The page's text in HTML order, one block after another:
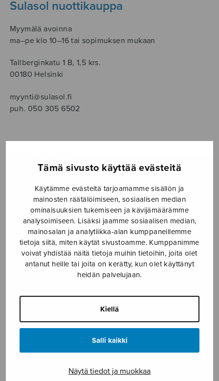
Tämä sivusto käyttää evästeitä
Käytämme evästeitä tarjoamamme sisällön ja
mainosten räätälöimiseen, sosiaalisen median
ominaisuuksien tukemiseen ja kävijämäärämme
analysoimiseen. Lisäksi jaamme sosiaalisen median,
mainosalan ja analytiikka-alan kumppaneillemme
tietoja siitä, miten käytät sivustoamme. Kumppanimme
voivat yhdistää näitä tietoja muihin tietoihin, joita olet
antanut heille tai joita on kerätty, kun olet käyttänyt
heidän palvelujaan.
Kiellä
Salli kaikki
Näytä tiedot ja muokkaa
Sulasol nuottikauppa
Myymälä avoinna
ma–pe klo 10–16 tai sopimuksen mukaan
Tallberginkatu 1 B, 1,5 krs.
00180 Helsinki
myynti@sulasol.fi
puh. 050 305 6502
Diskanttikuoro
mie laulan
Kun mie laulan